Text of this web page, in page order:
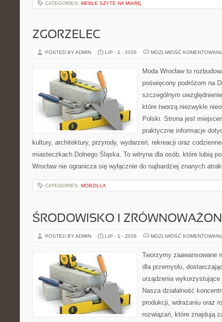
CATEGORIES: MEBLE SZYTE NA MIARĘ
ZGORZELEC
POSTED BY ADMIN LIP - 2 - 2026 MOŻLIWOŚĆ
Moda Wrocław to
poświęcony podróżom na
szczególnym
które tworzą niezwykle
Polski. Strona jest
praktyczne informacje
kultury, architektury, przyrody, wydarzeń, rekreacji oraz
miasteczkach Dolnego Śląska. To witryna dla osób, które lubią
Wrocław nie ogranicza się wyłącznie do najbardziej znanych
CATEGORIES: MOBZILLA
ŚRODOWISKO I
POSTED BY ADMIN LIP - 1 - 2026 MOŻLIWOŚĆ
Tworzymy zaawansowane
dla przemysłu,
urządzenia
Nasza działalność
produkcji, wdrażaniu oraz
rozwiązań, które znajdują